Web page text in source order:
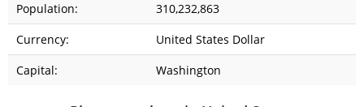
Population:
310,232,863
Currency:
United States Dollar
Capital:
Washington